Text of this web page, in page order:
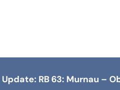
Update: RB 63: Murnau –